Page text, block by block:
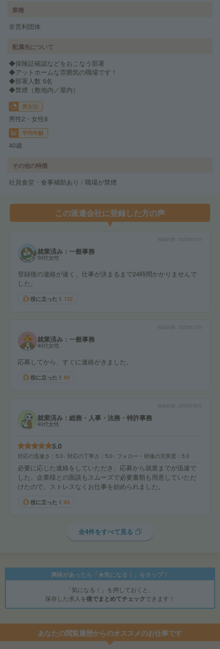
業種
非営利団体
配属先について
◆保険証確認などをおこなう部署
◆アットホームな雰囲気の職場です！
◆部署人数 5名
◆禁煙（敷地内／屋内）
男女比
男性2・女性8
平均年齢
40歳
その他の特徴
社員食堂・食事補助あり / 職場が禁煙
この派遣会社に登録した方の声
就業済み：一般事務
50代女性
登録後の連絡が速く、仕事が決まるまで24時間かかりませんで
した。
役に立った！ 132
2023年12月
就業済み：一般事務
40代女性
応募してから、すぐに連絡がきました。
役に立った！ 69
2025年02月
就業済み：総務・人事・法務・特許事務
40代女性
5.0
対応の迅速さ 5.0 対応の丁寧さ 5.0 フォロー・研修の充実度 5.0
必要に応じた連絡をしていただき、応募から就業までが迅速で
した。企業様との面談もスムーズで必要書類も用意していただ
けたので、ストレスなくお仕事を始められました。
役に立った！ 64
全4件をすべて見る
興味があったら「★気になる！」をタップ！
「気になる！」を押しておくと、
保存した求人を後でまとめてチェックできます！
あなたの閲覧履歴からのオススメのお仕事です